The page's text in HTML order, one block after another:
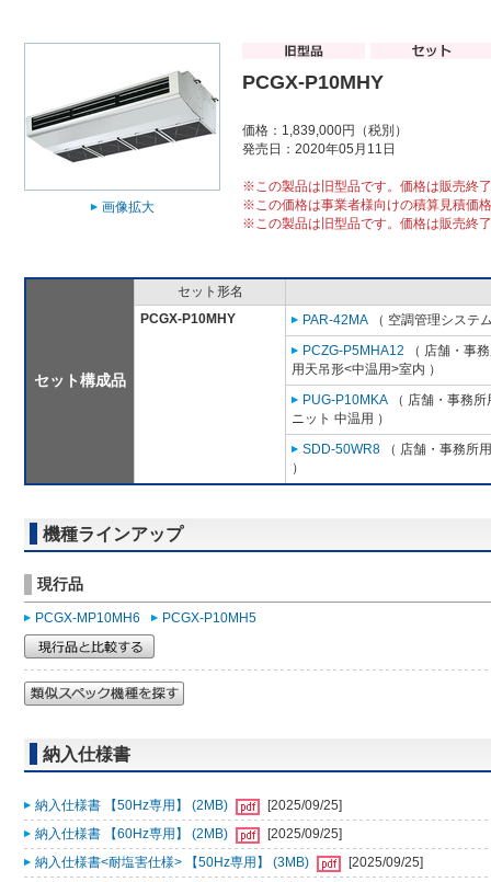
画像拡大
PCGX-P10MHY
価格：1,839,000円（税別）
発売日：2020年05月11日
※この製品は旧型品です。価格は販売終
※この価格は事業者様向けの積算見積価
※この製品は旧型品です。価格は販売終
セット構成品
セット形名
PCGX-P10MHY
PAR-42MA （ 空調管理システ
PCZG-P5MHA12 （ 店舗・事
用天吊形<中温用>室内 ）
PUG-P10MKA （ 店舗・事務
ニット 中温用 ）
SDD-50WR8 （ 店舗・事務所
）
機種ラインアップ
現行品
PCGX-MP10MH6 PCGX-P10MH5
納入仕様書
納入仕様書 【50Hz専用】 (2MB)
[2025/09/25]
納入仕様書 【60Hz専用】 (2MB)
[2025/09/25]
納入仕様書<耐塩害仕様> 【50Hz専用】 (3MB)
[2025/09/25]